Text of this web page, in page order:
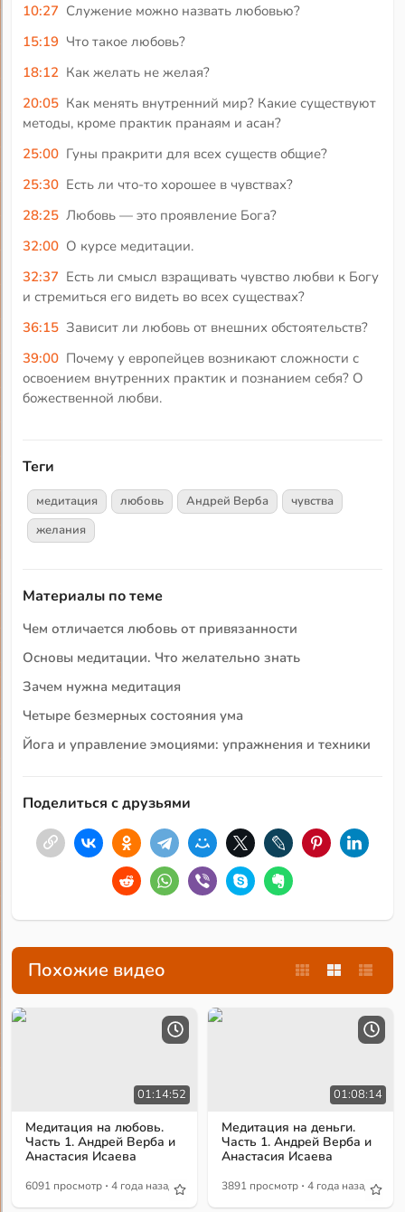
10:27 Служение можно назвать любовью?
15:19 Что такое любовь?
18:12 Как желать не желая?
20:05 Как менять внутренний мир? Какие существуют
методы, кроме практик пранаям и асан?
25:00 Гуны пракрити для всех существ общие?
25:30 Есть ли что-то хорошее в чувствах?
28:25 Любовь — это проявление Бога?
32:00 О курсе медитации.
32:37 Есть ли смысл взращивать чувство любви к Богу
и стремиться его видеть во всех существах?
36:15 Зависит ли любовь от внешних обстоятельств?
39:00 Почему у европейцев возникают сложности с
освоением внутренних практик и познанием себя? О
божественной любви.
Теги
медитация любовь Андрей Верба
чувства
желания
Материалы по теме
Чем отличается любовь от привязанности
Основы медитации. Что желательно знать
Зачем нужна медитация
Четыре безмерных состояния ума
Йога и управление эмоциями: упражнения и техники
Поделиться с друзьями
Похожие видео
01:14:52
Медитация на любовь.
Часть 1. Андрей Верба и
Анастасия Исаева
6091 просмотр · 4 года назад
01:08:14
Медитация на деньги.
Часть 1. Андрей Верба и
Анастасия Исаева
3891 просмотр · 4 года назад